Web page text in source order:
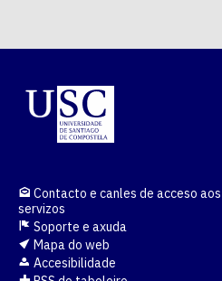
Contacto e canles de acceso aos
servizos
Soporte e axuda
Mapa do web
Accesibilidade